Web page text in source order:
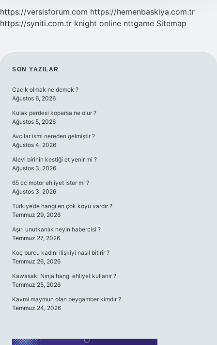
https://versisforum.com https://hemenbaskiya.com.tr
https://syniti.com.tr knight online nttgame Sitemap
SIDEBAR
SON YAZILAR
Cacık olmak ne demek ?
Ağustos 6, 2026
Kulak perdesi koparsa ne olur ?
Ağustos 5, 2026
Avcılar ismi nereden gelmiştir ?
Ağustos 4, 2026
Alevi birinin kestiği et yenir mi ?
Ağustos 3, 2026
65 cc motor ehliyet ister mi ?
Ağustos 3, 2026
Türkiye’de hangi en çok köyü vardır ?
Temmuz 29, 2026
Aşırı unutkanlık neyin habercisi ?
Temmuz 27, 2026
Koç burcu kadını ilişkiyi nasıl bitirir ?
Temmuz 26, 2026
Kawasaki Ninja hangi ehliyet kullanır ?
Temmuz 25, 2026
Kavmi maymun olan peygamber kimdir ?
Temmuz 24, 2026